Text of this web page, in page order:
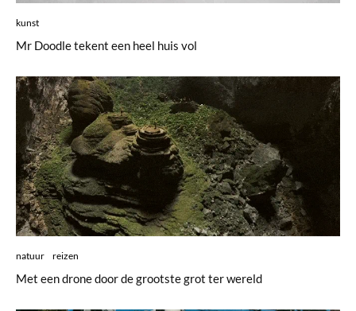
kunst
Mr Doodle tekent een heel huis vol
natuur reizen
Met een drone door de grootste grot ter wereld